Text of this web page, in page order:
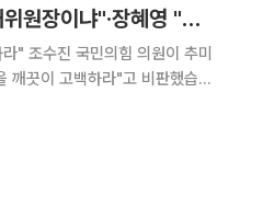
[여의도 말말말] 조수진 "추미애 장관, 윤석열 선대위원장이냐"·장혜영 "추미애, 국민 인권 억압하는 잘못된 지시 당장 철회해야" 外
미
깨끗이 고백하라"고 비판했습니